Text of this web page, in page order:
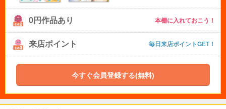
0円作品あり 本棚に入れておこう！
来店ポイント 毎日来店ポイントGET！
今すぐ会員登録する(無料)